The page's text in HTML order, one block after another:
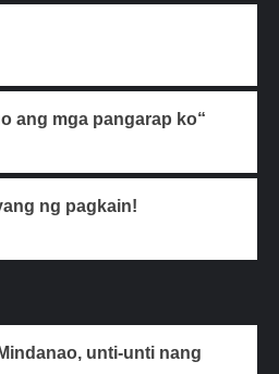
ang mga pangarap ko“
ng pagkain!
unti-unti nang